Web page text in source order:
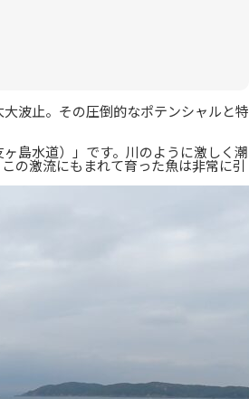
波止。その圧倒的なポテンシャルと特
島水道）」です。川のように激しく潮
の激流にもまれて育った魚は非常に引